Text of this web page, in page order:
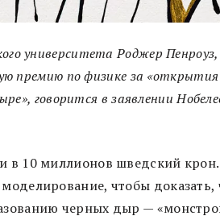
университета Роджер Пенроуз,
премию по физике за
говорится в заявлении
в 10 миллионов шведский
чтобы доказать,
черных дыр —